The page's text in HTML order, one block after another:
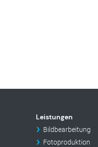
Leistungen
Bildbearbeitung
Fotoproduktion